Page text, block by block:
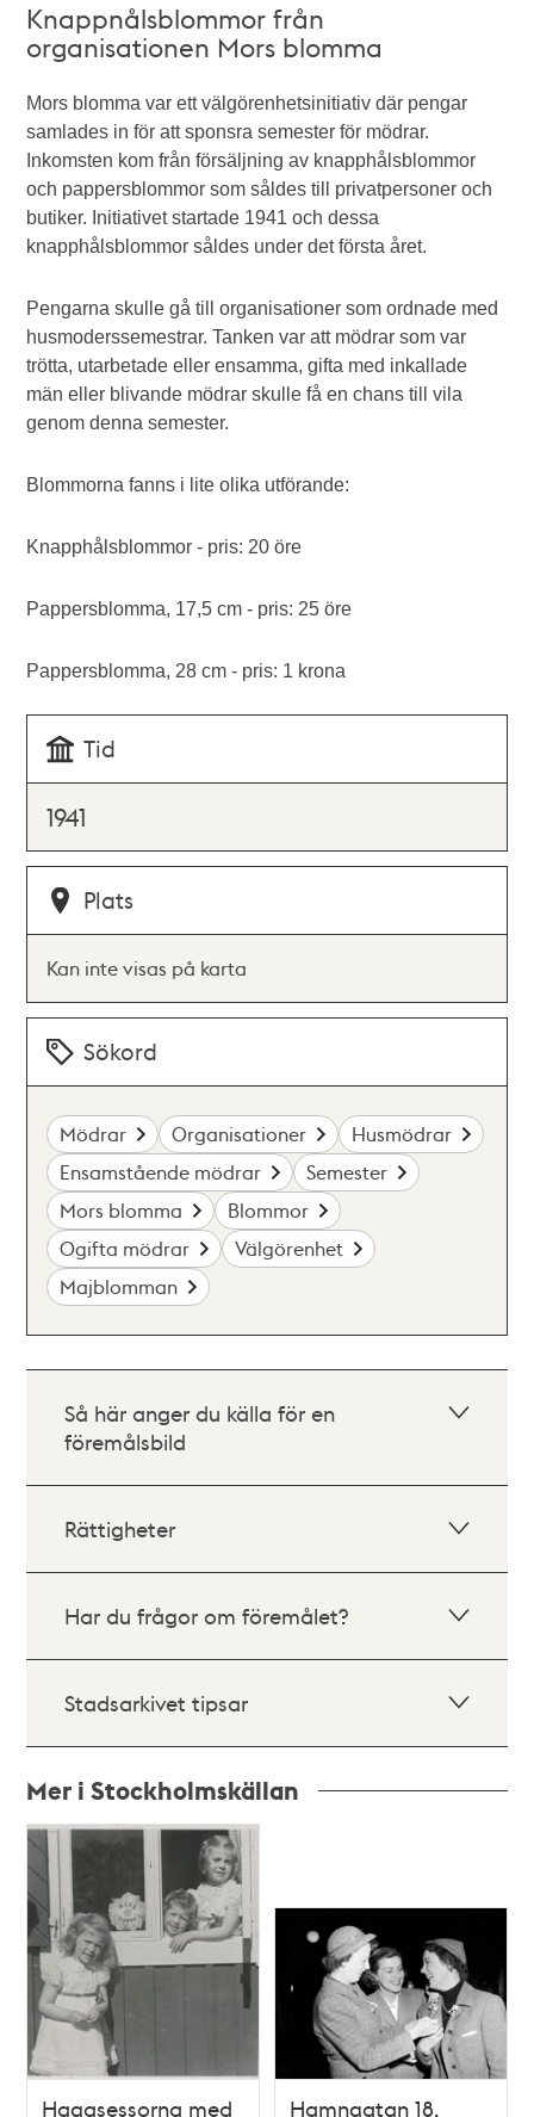
Knappnålsblommor från
organisationen Mors blomma
Mors blomma var ett välgörenhetsinitiativ där pengar
samlades in för att sponsra semester för mödrar.
Inkomsten kom från försäljning av knapphålsblommor
och pappersblommor som såldes till privatpersoner och
butiker. Initiativet startade 1941 och dessa
knapphålsblommor såldes under det första året.
Pengarna skulle gå till organisationer som ordnade med
husmoderssemestrar. Tanken var att mödrar som var
trötta, utarbetade eller ensamma, gifta med inkallade
män eller blivande mödrar skulle få en chans till vila
genom denna semester.
Blommorna fanns i lite olika utförande:
Knapphålsblommor - pris: 20 öre
Pappersblomma, 17,5 cm - pris: 25 öre
Pappersblomma, 28 cm - pris: 1 krona
Tid
1941
Plats
Kan inte visas på karta
Sökord
Mödrar Organisationer
Husmödrar
Ensamstående mödrar
Semester
Mors blomma
Blommor
Ogifta mödrar
Välgörenhet
Majblomman
Så här anger du källa för en
föremålsbild
Rättigheter
Har du frågor om föremålet?
Stadsarkivet tipsar
Mer i Stockholmskällan
Relaterade
poster
och
teman
Hagasessorna med Hamngatan 18.